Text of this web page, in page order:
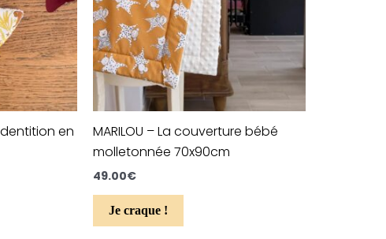
en
MARILOU – La couverture bébé
molletonnée 70x90cm
49.00€
Je craque !
Les
options
peuvent
être
choisies
sur
la
page
produit